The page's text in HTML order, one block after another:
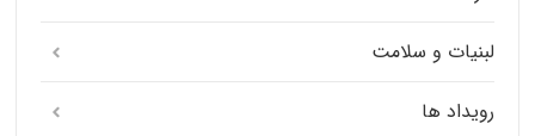
لبنیات و سلامت
رویداد ها